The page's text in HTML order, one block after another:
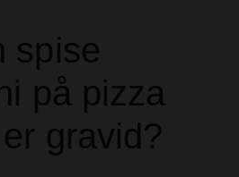
spise
på pizza
gravid?